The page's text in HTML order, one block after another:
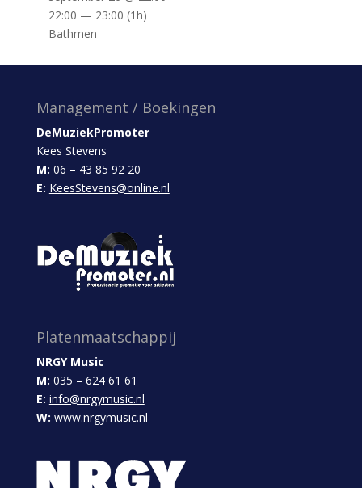
22:00 — 23:00 (1h)
Bathmen
Management / Boekingen
DeMuziekPromoter
Kees Stevens
M: 06 – 43 85 92 20
E: KeesStevens@online.nl
Platenmaatschappij
NRGY Music
M: 035 – 624 61 61
E: info@nrgymusic.nl
W: www.nrgymusic.nl